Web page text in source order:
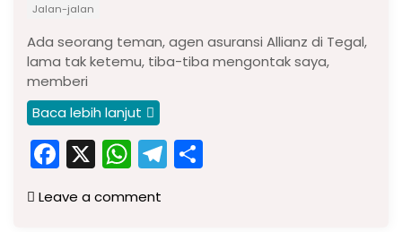
Jalan-jalan
Ada seorang teman, agen asuransi Allianz di Tegal,
lama tak ketemu, tiba-tiba mengontak saya,
memberi
Baca lebih lanjut
F
a
c
X W
h
a
T
el
Leave a comment